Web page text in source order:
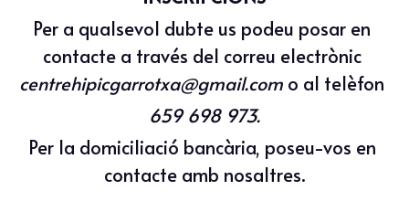
Per a qualsevol dubte us podeu posar en
contacte a través del correu electrònic
centrehipicgarrotxa@gmail.com o al telèfon
659 698 973.
Per la domiciliació bancària, poseu-vos en
contacte amb nosaltres.